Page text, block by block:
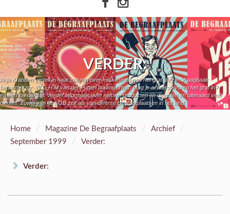
VERDER:
Anja Krabben vertelt in haar column over miskleunen aan het graf. In zijn Vraagbaak
behandelt mr. W.G.H.M van der Putten boomwortels, mag je achterstevoren het graf in?
en een los deksel. Verder informatie over nieuwe producten en diensten en uiteraard veel
nieuws, zowel van de LOB zelf als van diverse begraafplaatsen in het land.
Home / Magazine De Begraafplaats / Archief /
September 1999 / Verder:
Verder: